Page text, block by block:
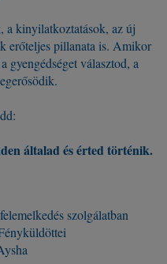
a kinyilatkoztatások, az új
erőteljes pillanata is. Amikor
gyengédséget választod, a
általad és érted történik.
szolgálatban